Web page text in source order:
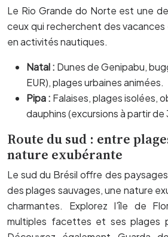
Le Rio Grande do Norte est une
ceux qui recherchent des
en activités nautiques.
Natal : Dunes de Genipabu,
EUR), plages urbaines animées.
Pipa : Falaises, plages isolées,
dauphins (excursions à partir de
Route du sud : entre
nature exubérante
Le sud du Brésil offre des
des plages sauvages, une nature
charmantes. Explorez l’île de
multiples facettes et ses plages